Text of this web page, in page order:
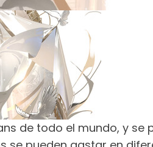
de todo el mundo, y